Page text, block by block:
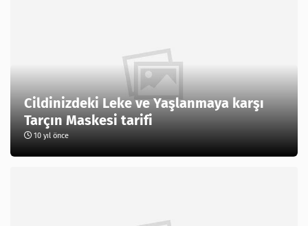
Cildinizdeki Leke ve Yaşlanmaya karşı
Tarçın Maskesi tarifi
10 yıl önce